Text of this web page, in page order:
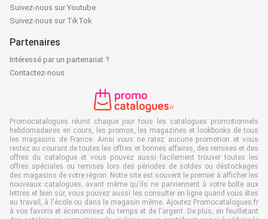
Suivez-nous sur Youtube
Suivez-nous sur TikTok
Partenaires
Intéressé par un partenariat ?
Contactez-nous
Promocatalogues réunit chaque jour tous les catalogues promotionnels
hebdomadaires en cours, les promos, les magazines et lookbooks de tous
les magasins de France. Ainsi vous ne ratez aucune promotion et vous
restez au courant de toutes les offres et bonnes affaires, des remises et des
offres du catalogue et vous pouvez aussi facilement trouver toutes les
offres spéciales ou remises lors des périodes de soldes ou déstockages
des magasins de votre région. Notre site est souvent le premier à afficher les
nouveaux catalogues, avant même qu'ils ne parviennent à votre boîte aux
lettres et bien sûr, vous pouvez aussi les consulter en ligne quand vous êtes
au travail, à l'école ou dans le magasin même. Ajoutez Promocatalogues.fr
à vos favoris et économisez du temps et de l'argent. De plus, en feuilletant